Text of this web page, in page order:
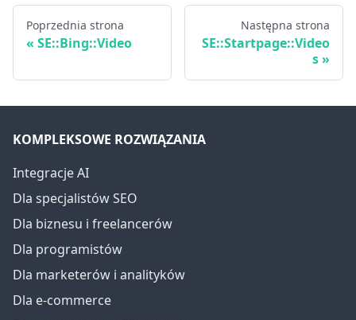
Poprzednia strona
SE::Bing::Video
Następna strona
SE::Startpage::Video
s
KOMPLEKSOWE ROZWIĄZANIA
Integracje AI
Dla specjalistów SEO
Dla biznesu i freelancerów
Dla programistów
Dla marketerów i analityków
Dla e-commerce